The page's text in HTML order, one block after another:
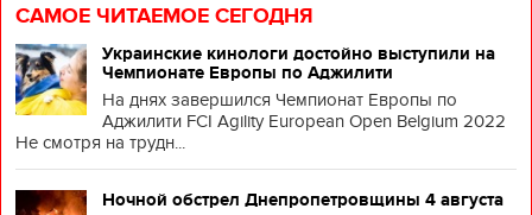
САМОЕ ЧИТАЕМОЕ СЕГОДНЯ
Украинские кинологи достойно выступили на
Чемпионате Европы по Аджилити
На днях завершился Чемпионат Европы по
Аджилити FCI Agility European Open Belgium 2022
Не смотря на трудн...
Ночной обстрел Днепропетровщины 4 августа